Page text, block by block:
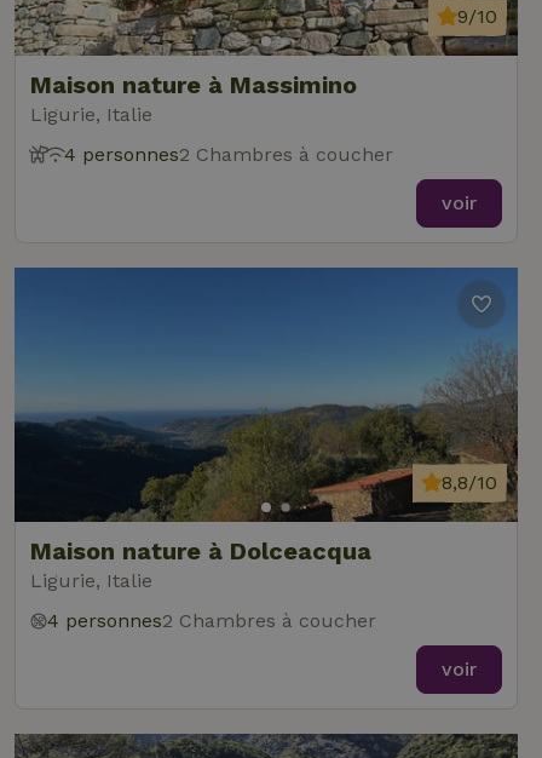
Maison nature à Massimino
Ligurie, Italie
9/10
4 personnes2 Chambres à coucher
voir
Maison nature à Dolceacqua
Ligurie, Italie
8,8/10
4 personnes2 Chambres à coucher
voir